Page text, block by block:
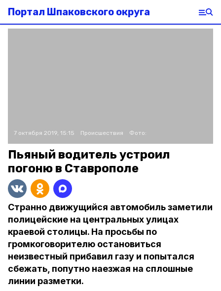
Портал Шпаковского округа
7 октября 2019, 15:15 Происшествия Фото:
Пьяный водитель устроил
погоню в Ставрополе
Странно движущийся автомобиль заметили
полицейские на центральных улицах
краевой столицы. На просьбы по
громкоговорителю остановиться
неизвестный прибавил газу и попытался
сбежать, попутно наезжая на сплошные
линии разметки.